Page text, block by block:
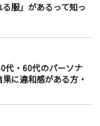
服」があるって知っ
代・60代のパーソナ
に違和感がある方・